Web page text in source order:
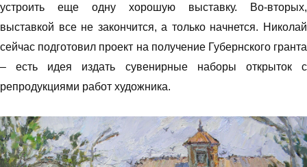
устроить еще одну хорошую выставку. Во-вторых,
выставкой все не закончится, а только начнется. Николай
сейчас подготовил проект на получение Губернского гранта
– есть идея издать сувенирные наборы открыток с
репродукциями работ художника.